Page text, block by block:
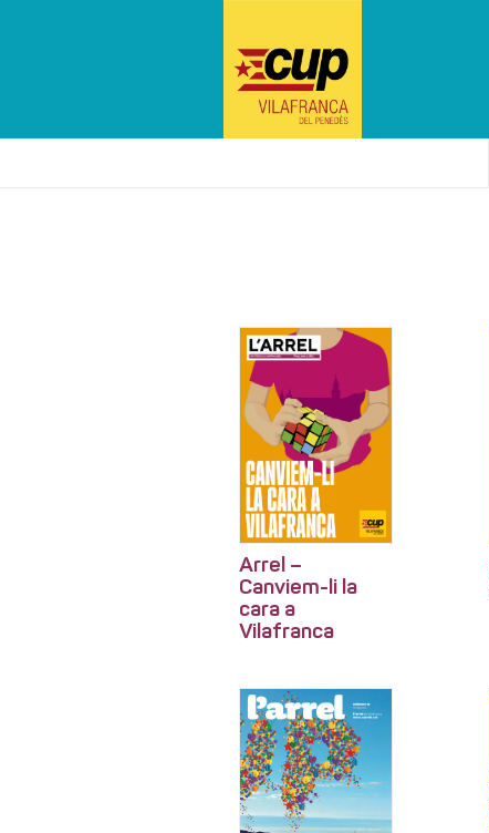
Arrel –
Canviem-li la
cara a
Vilafranca